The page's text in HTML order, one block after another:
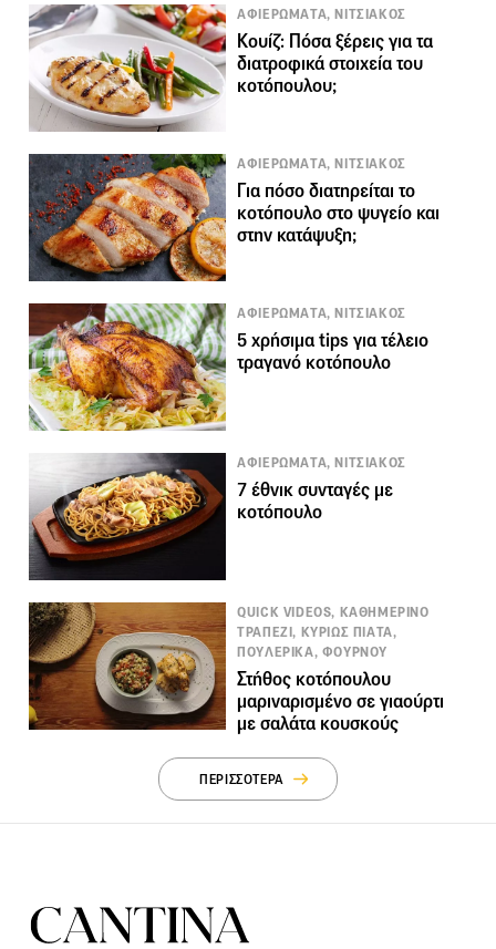
ΑΦΙΕΡΩΜΑΤΑ, ΝΙΤΣΙΑΚΟΣ
Κουίζ: Πόσα ξέρεις για τα
διατροφικά στοιχεία του
κοτόπουλου;
ΑΦΙΕΡΩΜΑΤΑ, ΝΙΤΣΙΑΚΟΣ
Για πόσο διατηρείται το
κοτόπουλο στο ψυγείο και
στην κατάψυξη;
ΑΦΙΕΡΩΜΑΤΑ, ΝΙΤΣΙΑΚΟΣ
5 χρήσιμα tips για τέλειο
τραγανό κοτόπουλο
ΑΦΙΕΡΩΜΑΤΑ, ΝΙΤΣΙΑΚΟΣ
7 έθνικ συνταγές με
κοτόπουλο
QUICK VIDEOS, ΚΑΘΗΜΕΡΙΝΟ
ΤΡΑΠΕΖΙ, ΚΥΡΙΩΣ ΠΙΑΤΑ,
ΠΟΥΛΕΡΙΚΑ, ΦΟΥΡΝΟΥ
Στήθος κοτόπουλου
μαριναρισμένο σε γιαούρτι
με σαλάτα κουσκούς
ΠΕΡΙΣΣΟΤΕΡΑ